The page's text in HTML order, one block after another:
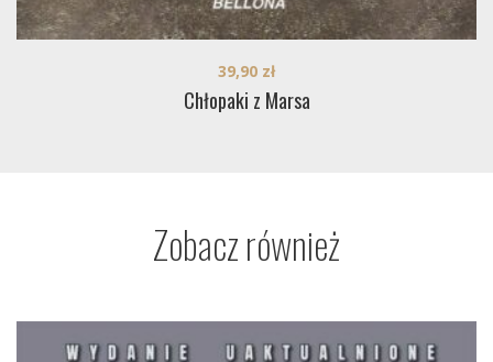
Chłopaki z Marsa
39,90 zł
Zobacz również